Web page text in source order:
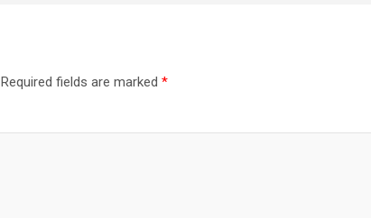
Required fields are marked *